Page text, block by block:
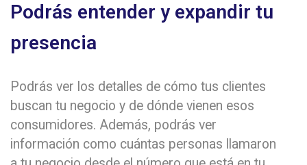
Podrás entender y expandir tu
presencia
Podrás ver los detalles de cómo tus clientes
buscan tu negocio y de dónde vienen esos
consumidores. Además, podrás ver
información como cuántas personas llamaron